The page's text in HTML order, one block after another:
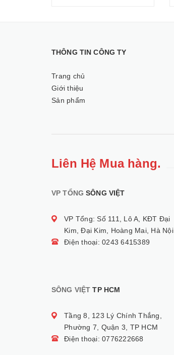
THÔNG TIN CÔNG TY
Trang chủ
Giới thiệu
Sản phẩm
Liên Hệ Mua hàng.
VP TỔNGSÔNG VIỆT
VP Tổng: Số 111, Lô A, KĐT Đại
Kim, Đại Kim, Hoàng Mai, Hà Nội
Điện thoại: 0243 6415389
SÔNG VIỆT TP HCM
Tầng 8, 123 Lý Chính Thắng,
Phường 7, Quận 3, TP HCM
Điện thoại: 0776222668